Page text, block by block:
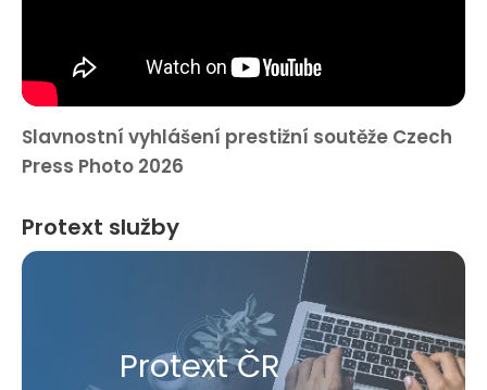
Slavnostní vyhlášení prestižní soutěže Czech
Press Photo 2026
Protext služby
Protext ČR